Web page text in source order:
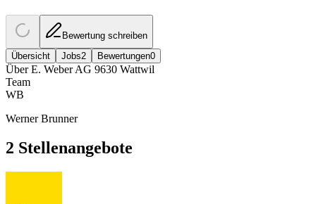
Bewertung schreiben
Übersicht
Jobs2 Bewertungen0
ÜberE. Weber AG 9630 Wattwil
Team
WB
Werner Brunner
2 Stellenangebote